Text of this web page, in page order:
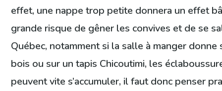
effet, une nappe trop petite donnera un effet
grande risque de gêner les convives et de se
Québec, notamment si la salle à manger donne
bois ou sur un tapis Chicoutimi, les
peuvent vite s’accumuler, il faut donc penser